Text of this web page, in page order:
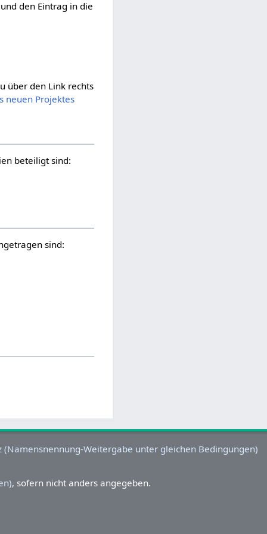
den Eintrag in die
über den Link rechts
neuen Projektes
beteiligt sind:
sind:
, sofern nicht anders angegeben.